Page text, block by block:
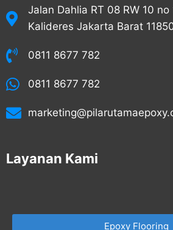
Jalan Dahlia RT 08 RW 10 no
Kalideres Jakarta Barat
0811 8677 782
0811 8677 782
Layanan Kami
Epoxy Flooring